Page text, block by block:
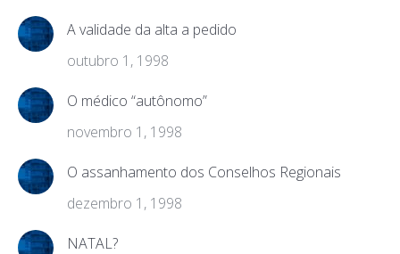
A validade da alta a pedido
outubro 1, 1998
O médico “autônomo”
novembro 1, 1998
O assanhamento dos Conselhos Regionais
dezembro 1, 1998
NATAL?